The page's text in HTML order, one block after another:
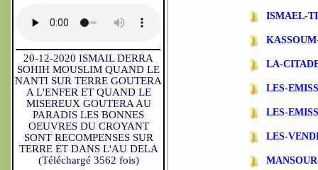
20-12-2020 ISMAIL DERRA
SOHIH MOUSLIM QUAND LE
NANTI SUR TERRE GOUTERA
A L'ENFER ET QUAND LE
MISEREUX GOUTERA AU
PARADIS LES BONNES
OEUVRES DU CROYANT
SONT RECOMPENSES SUR
TERRE ET DANS L'AU DELA
(Téléchargé 3562 fois)
ISMAEL-
LA-
LES-
LES-
LES-